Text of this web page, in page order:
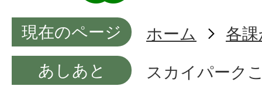
現在のページ ホーム
各
あしあと
スカイパーク